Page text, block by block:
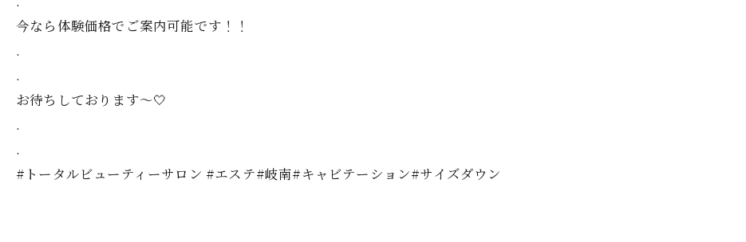
今なら体験価格でご案内可能です！！
.
.
お待ちしております～‎🤍
.
.
#トータルビューティーサロン #エステ#岐南#キャビテーション#サイズダウン